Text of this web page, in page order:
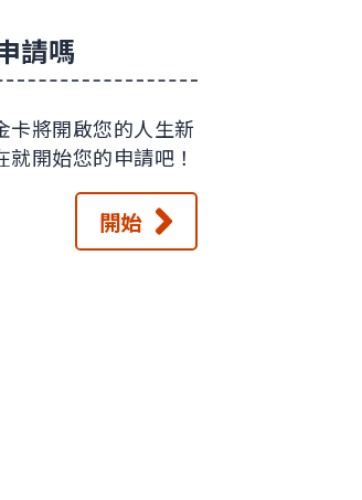
請嗎
卡將開啟您的人生新
就開始您的申請吧！
開始